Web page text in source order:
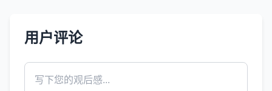
用户评论